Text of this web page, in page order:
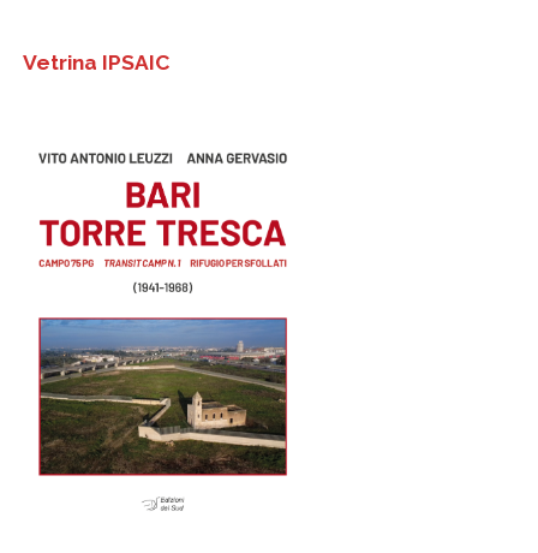
Vetrina IPSAIC